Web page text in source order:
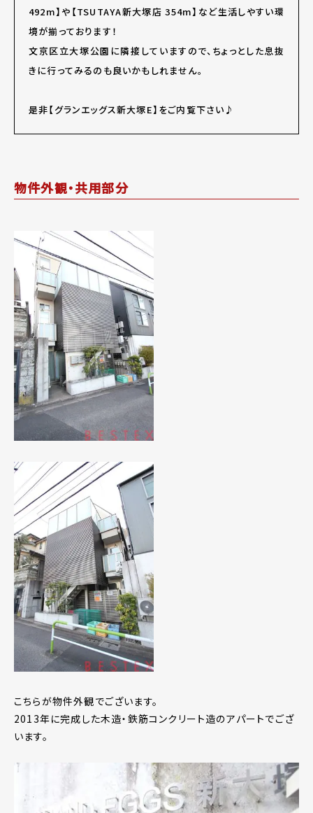
492m】や【TSUTAYA新大塚店 354m】など生活しやすい環
境が揃っております！
文京区立大塚公園に隣接していますので、ちょっとした息抜
きに行ってみるのも良いかもしれません。
是非【グランエッグス新大塚E】をご内覧下さい♪
物件外観・共用部分
こちらが物件外観でございます。
2013年に完成した木造・鉄筋コンクリート造のアパートでござ
います。